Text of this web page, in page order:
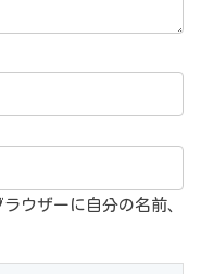
ウザーに自分の名前、